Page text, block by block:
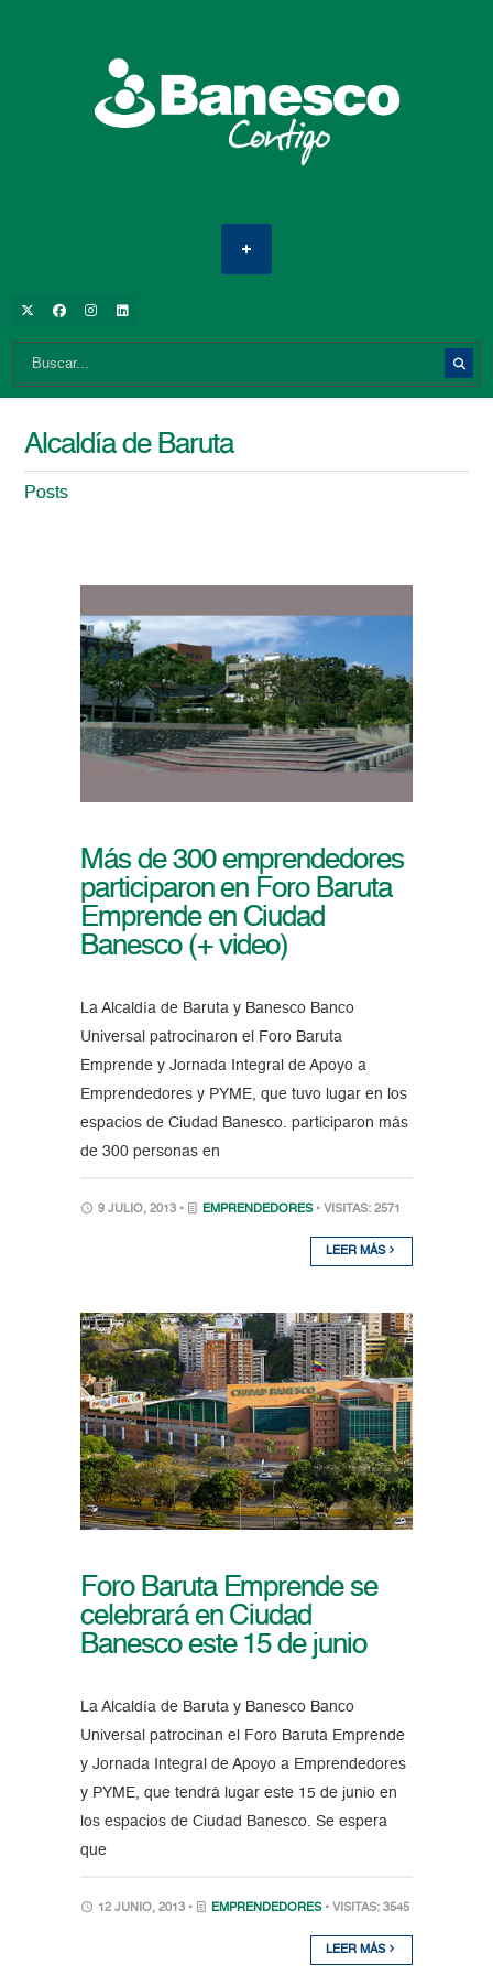
Alcaldía de Baruta
Posts
Más de 300 emprendedores
participaron en Foro Baruta
Emprende en Ciudad
Banesco (+ video)
La Alcaldía de Baruta y Banesco Banco
Universal patrocinaron el Foro Baruta
Emprende y Jornada Integral de Apoyo a
Emprendedores y PYME, que tuvo lugar en los
espacios de Ciudad Banesco. participaron más
de 300 personas en
9 JULIO, 2013 • EMPRENDEDORES • VISITAS: 2571
LEER MÁS
Foro Baruta Emprende se
celebrará en Ciudad
Banesco este 15 de junio
La Alcaldía de Baruta y Banesco Banco
Universal patrocinan el Foro Baruta Emprende
y Jornada Integral de Apoyo a Emprendedores
y PYME, que tendrá lugar este 15 de junio en
los espacios de Ciudad Banesco. Se espera
que
12 JUNIO, 2013 • EMPRENDEDORES • VISITAS: 3545
LEER MÁS